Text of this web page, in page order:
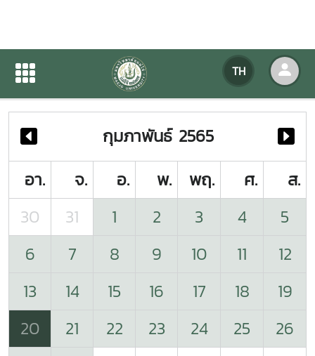
TH
ปฏิทินกิจกรรมของหน่วยงาน
ปฏิทินกิจกรรมของหน่วยงาน
กุมภาพันธ์ 2565
อา.
จ. อ. พ. พฤ. ศ.
ส.
30
31 1 2 3 4
5
6
7 8 9 10 11
12
13
14 15 16 17 18
19
20
21 22 23 24 25
26